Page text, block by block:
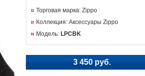
Торговая марка: Zippo
Коллекция: Аксессуары Zippo
Модель: LPCBK
3 450 руб.